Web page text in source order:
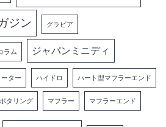
ジン グラビア
ラム ジャパンミニディ
ター ハイドロ ハート型マフラーエンド
ポタリング マフラー マフラーエンド